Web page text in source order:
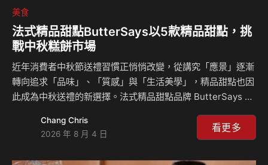
美食
法式精品甜點ButterSays以5款精品甜點，挑
戰中秋糕餅市場
近年消費者中秋節送禮習慣正悄悄改變，從講究「應景」逐漸
轉向追求「品味」、「質感」與「生活美學」，精品甜點也因
此成為中秋送禮的新選擇。法式精品甜點品牌 ButterSays 今
油費南雪禮盒、綜合費南雪禮盒、海鹽芝士雪茄捲禮盒及綜合
雪茄捲禮盒等5款中秋系列禮盒，有別以往以傳統糕餅為主的
Chang Chris
2026 年 8 月 4 日
看更多